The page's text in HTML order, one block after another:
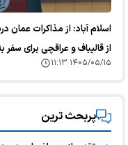
اسلام آباد: از مذاکرات
از قالیباف و عراقچی برای سفر
۱۴۰۵/۰۵/۱۵ ۱۱:۱۳
پربحث ترین